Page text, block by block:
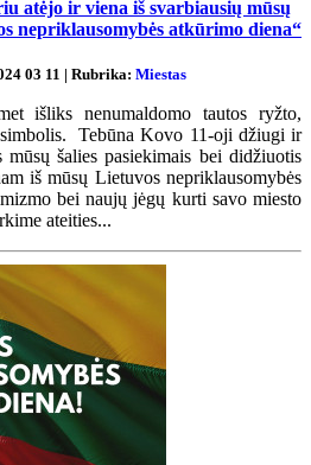
atėjo ir viena iš svarbiausių mūsų
nepriklausomybės atkūrimo diena“
03 11 | Rubrika: Miestas
išliks nenumaldomo tautos ryžto,
Tebūna Kovo 11-oji džiugi ir
šalies pasiekimais bei didžiuotis
iš mūsų Lietuvos nepriklausomybės
bei naujų jėgų kurti savo miesto
ateities...